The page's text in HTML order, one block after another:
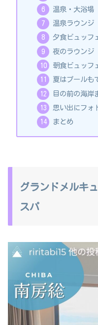
温泉・大浴場
温泉ラウンジ
夕食ビュッフ
夜のラウンジ
朝食ビュッフ
夏はプールも
目の前の海岸
思い出にフォ
まとめ
グランドメルキ
スパ